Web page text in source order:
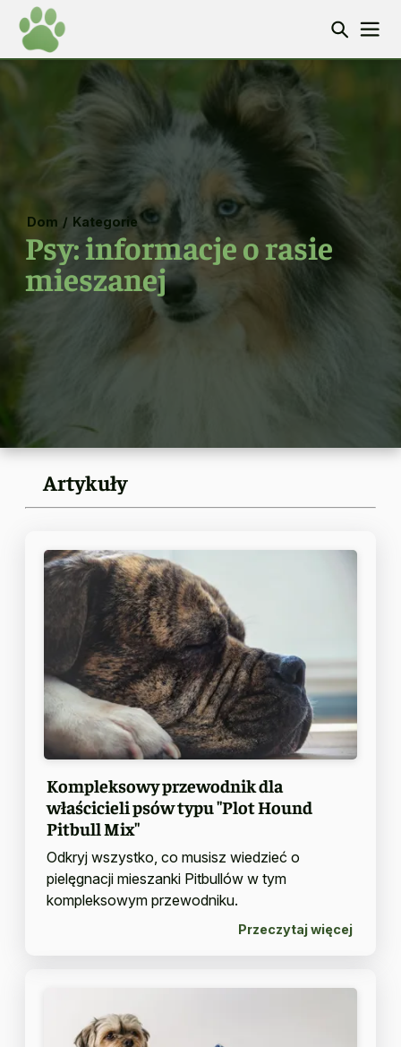
Dom / Kategorie
Psy: informacje o rasie
mieszanej
Artykuły
Kompleksowy przewodnik dla
właścicieli psów typu "Plot Hound
Pitbull Mix"
Odkryj wszystko, co musisz wiedzieć o
pielęgnacji mieszanki Pitbullów w tym
kompleksowym przewodniku.
Przeczytaj więcej